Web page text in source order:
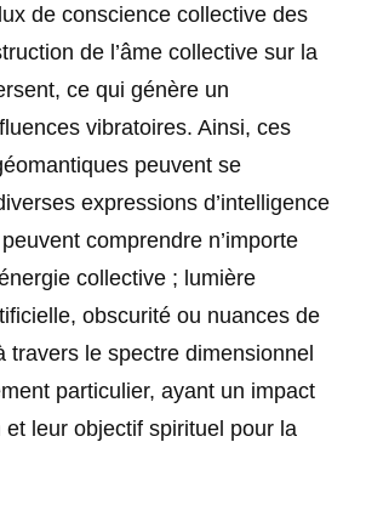
de conscience collective des
de l’âme collective sur la
ce qui génère un
vibratoires. Ainsi, ces
peuvent se
expressions d’intelligence
comprendre n’importe
collective ; lumière
obscurité ou nuances de
travers le spectre dimensionnel
particulier, ayant un impact
leur objectif spirituel pour la